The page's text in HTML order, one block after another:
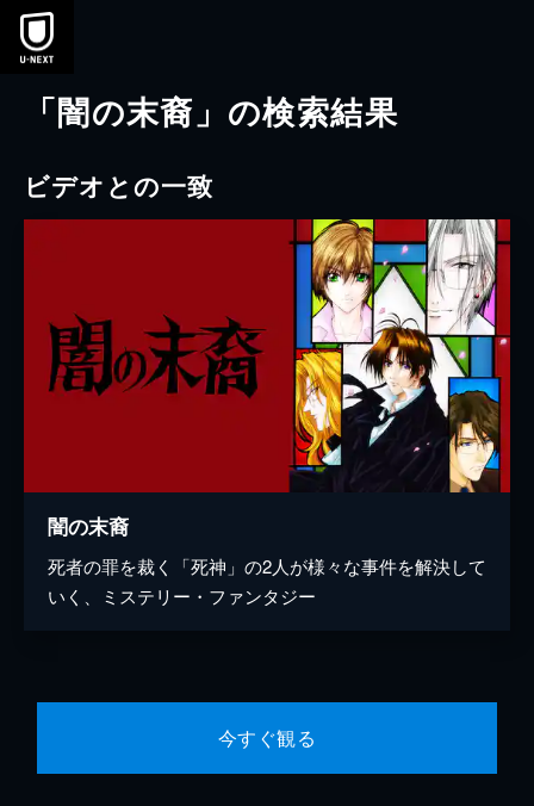
本文へスキップ
「闇の末裔」の検索結果
ビデオとの一致
闇の末裔
死者の罪を裁く「死神」の2人が様々な事件を解決して
いく、ミステリー・ファンタジー
今すぐ観る